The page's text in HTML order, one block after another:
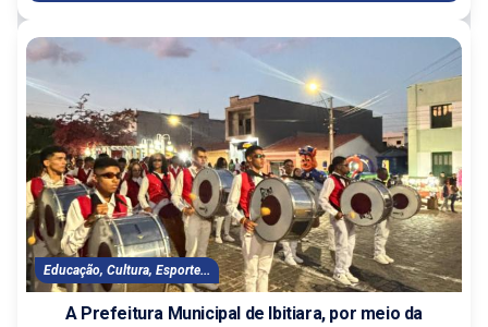
Educação, Cultura, Esporte...
A Prefeitura Municipal de Ibitiara, por meio da